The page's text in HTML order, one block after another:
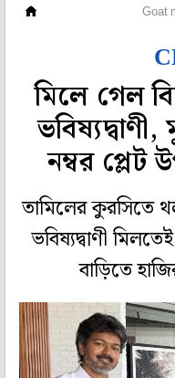
Goat
মিলে গেল
নম্বর প্লেট
তামিলের কুরসিতে
ভবিষ্যদ্বাণী
বাড়িতে